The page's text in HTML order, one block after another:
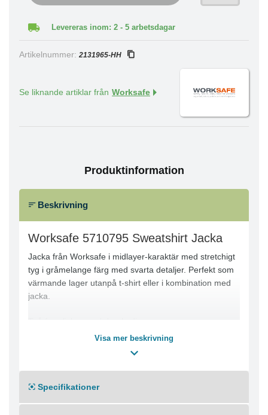
Levereras inom: 2 - 5 arbetsdagar
Artikelnummer: 2131965-HH
Se liknande artiklar från Worksafe
Produktinformation
Beskrivning
Worksafe 5710795 Sweatshirt Jacka
Jacka från Worksafe i midlayer-karaktär med stretchigt
tyg i gråmelange färg med svarta detaljer. Perfekt som
värmande lager utanpå t-shirt eller i kombination med
jacka.
Bröstficka med dragkedja
Inbyggt tumgrepp i ärmavslut
Förlängd rygg
Visa mer beskrivning
Specifikationer